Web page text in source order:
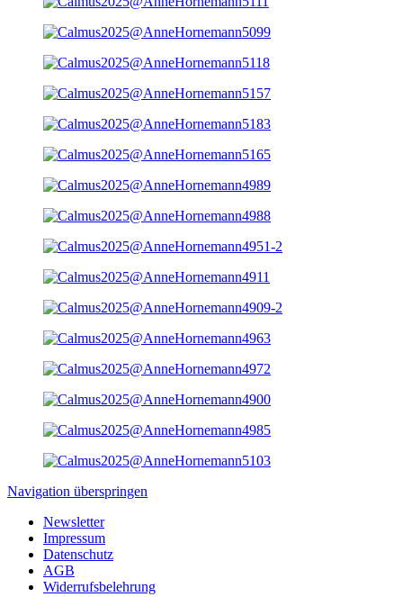
Navigation überspringen
Newsletter
Impressum
Datenschutz
AGB
Widerrufsbelehrung